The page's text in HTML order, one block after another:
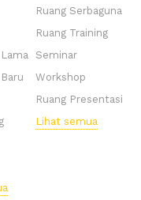
Ruang Serbaguna
Ruang Training
Seminar
Workshop
Ruang Presentasi
Lihat semua